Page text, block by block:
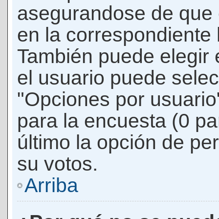
asegurandose de
en la
También puede
el usuario puede
"Opciones por
para la encuesta (0
último la opción de
su votos.
Arriba